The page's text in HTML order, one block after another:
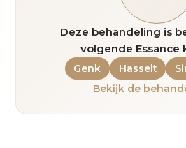
Deze behandeling is
volgende Essance
Genk Hasselt
Bekijk de